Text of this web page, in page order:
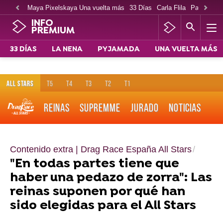
Maya Pixelskaya Una vuelta más 33 Días Carla Flila Paco
INFO
PREMIUM
33 DÍAS LA NENA PYJAMADA UNA VUELTA MÁS
ALL STARS T5 T4 T3 T2 T1
REINAS SUPREMME JURADO NOTICIAS
Contenido extra | Drag Race España All Stars
"En todas partes tiene que
haber una pedazo de zorra": Las
reinas suponen por qué han
sido elegidas para el All Stars